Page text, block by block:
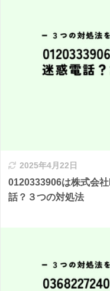
2025年4月22日
0120333906は株式会
話？３つの対処法